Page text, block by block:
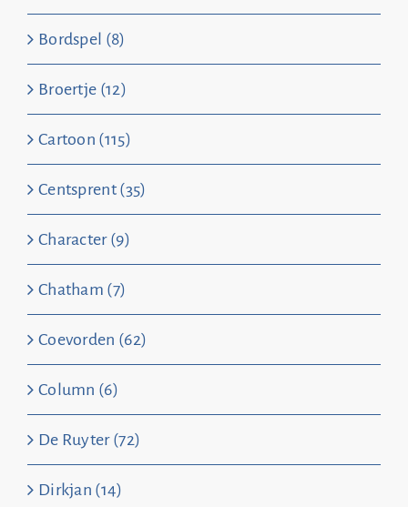
Bordspel (8)
Broertje (12)
Cartoon (115)
Centsprent (35)
Character (9)
Chatham (7)
Coevorden (62)
Column (6)
De Ruyter (72)
Dirkjan (14)